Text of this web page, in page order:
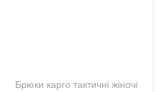
Брюки карго тактичні жіночі